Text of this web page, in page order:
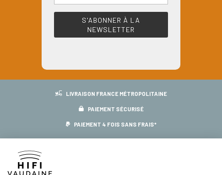
LIVRAISON FRANCE MÉTROPOLITAINE
PAIEMENT SÉCURISÉ
PAIEMENT 4 FOIS SANS FRAIS*